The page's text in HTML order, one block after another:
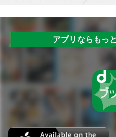
アプリならもっ